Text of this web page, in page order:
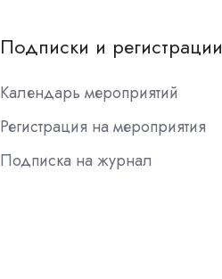
Подписки и регистрации
Календарь мероприятий
Регистрация на мероприятия
Подписка на журнал